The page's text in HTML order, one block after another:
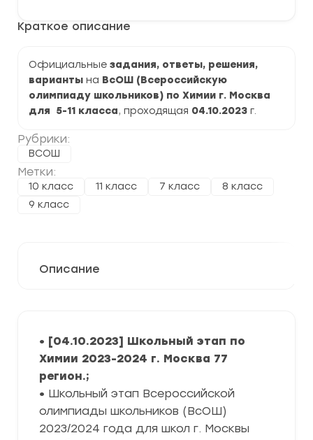
Краткое описание
Официальные задания, ответы, решения,
варианты на ВсОШ (Всероссийскую
олимпиаду школьников) по Химии г. Москва
для 5-11 класса, проходящая 04.10.2023 г.
Рубрики:
ВСОШ
Метки:
10 класс 11 класс 7 класс
8 класс
9 класс
этап
по
2024
г.
Москва
77
регион
ответы
Описание
• [04.10.2023] Школьный этап по
Химии 2023-2024 г. Москва 77
регион.;
• Школьный этап Всероссийской
олимпиады школьников (ВсОШ)
2023/2024 года для школ г. Москвы